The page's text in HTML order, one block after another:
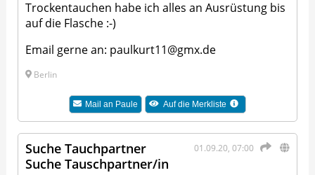
Trockentauchen habe ich alles an Ausrüstung bis
auf die Flasche :-)
Email gerne an: paulkurt11@gmx.de
Berlin
Mail an Paule Auf die Merkliste
01.09.20, 07:00
Suche Tauchpartner
Suche Tauschpartner/in